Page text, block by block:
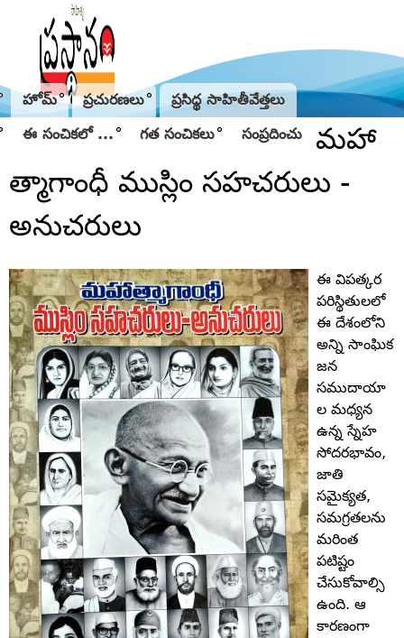
హోమ్ ప్రచురణలు ప్రసిద్థ సాహితీవేత్తలు
ఈ సంచికలో ... గత సంచికలు సంప్రదించు
మహా
త్మాగాంధీ ముస్లిం సహచరులు -
అనుచరులు
ఈ విపత్కర
పరిస్థితులలో
ఈ దేశంలోని
అన్ని సాంఘిక
జన
సముదాయా
ల మధ్యన
ఉన్న స్నేహ
సోదరభావం,
జాతి
సమైక్యత,
సమగ్రతలను
మరింత
పటిష్టం
చేసుకోవాల్సి
ఉంది. ఆ
కారణంగా